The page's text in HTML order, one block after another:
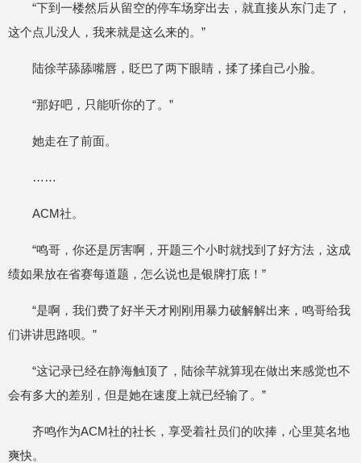
“下到一楼然后从留空的停车场穿出去，就直接从东门走了，
这个点儿没人，我来就是这么来的。”
陆徐芊舔舔嘴唇，眨巴了两下眼睛，揉了揉自己小脸。
“那好吧，只能听你的了。”
她走在了前面。
……
ACM社。
“鸣哥，你还是厉害啊，开题三个小时就找到了好方法，这成
绩如果放在省赛每道题，怎么说也是银牌打底！”
“是啊，我们费了好半天才刚刚用暴力破解解出来，鸣哥给我
们讲讲思路呗。”
“这记录已经在静海触顶了，陆徐芊就算现在做出来感觉也不
会有多大的差别，但是她在速度上就已经输了。”
齐鸣作为ACM社的社长，享受着社员们的吹捧，心里莫名地
爽快。